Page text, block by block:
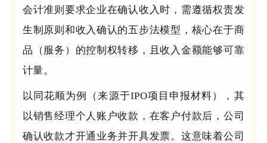
会计准则要求企业在确认收入时，需遵循权责发
生制原则和收入确认的五步法模型，核心在于商
品（服务）的控制权转移，且收入金额能够可靠
计量。
以同花顺为例（来源于IPO项目申报材料），其
以销售经理个人账户收款，在客户付款后，公司
确认收款才开通业务并开具发票。这意味着公司